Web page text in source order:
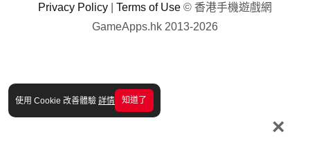
使用 Cookie 改善體驗 詳情 知道了
×
Privacy Policy
Terms of Use © 香港手機遊戲網
GameApps.hk 2013-2026